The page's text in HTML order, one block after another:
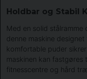
Holdbar og Stabil
Med en solid
denne maskine
komfortable puder
maskinen kan fastgøres
fitnesscentre og hård